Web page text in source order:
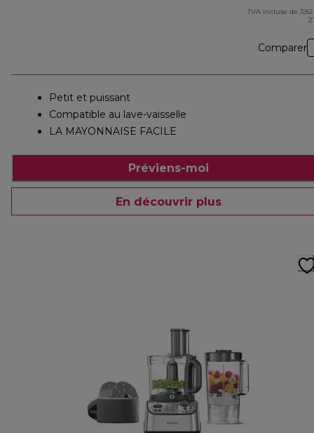
TVA incluse de
Comparer
Petit et puissant
Compatible au lave-vaisselle
LA MAYONNAISE FACILE
Préviens-moi
En découvrir plus